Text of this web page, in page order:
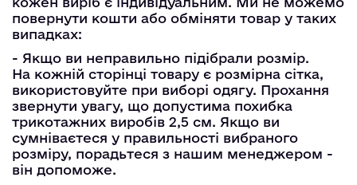
повернути кошти або обміняти товар у таких
випадках:
- Якщо ви неправильно підібрали розмір.
На кожній сторінці товару є розмірна сітка,
використовуйте при виборі одягу. Прохання
звернути увагу, що допустима похибка
трикотажних виробів 2,5 см. Якщо ви
сумніваєтеся у правильності вибраного
розміру, порадьтеся з нашим менеджером -
він допоможе.